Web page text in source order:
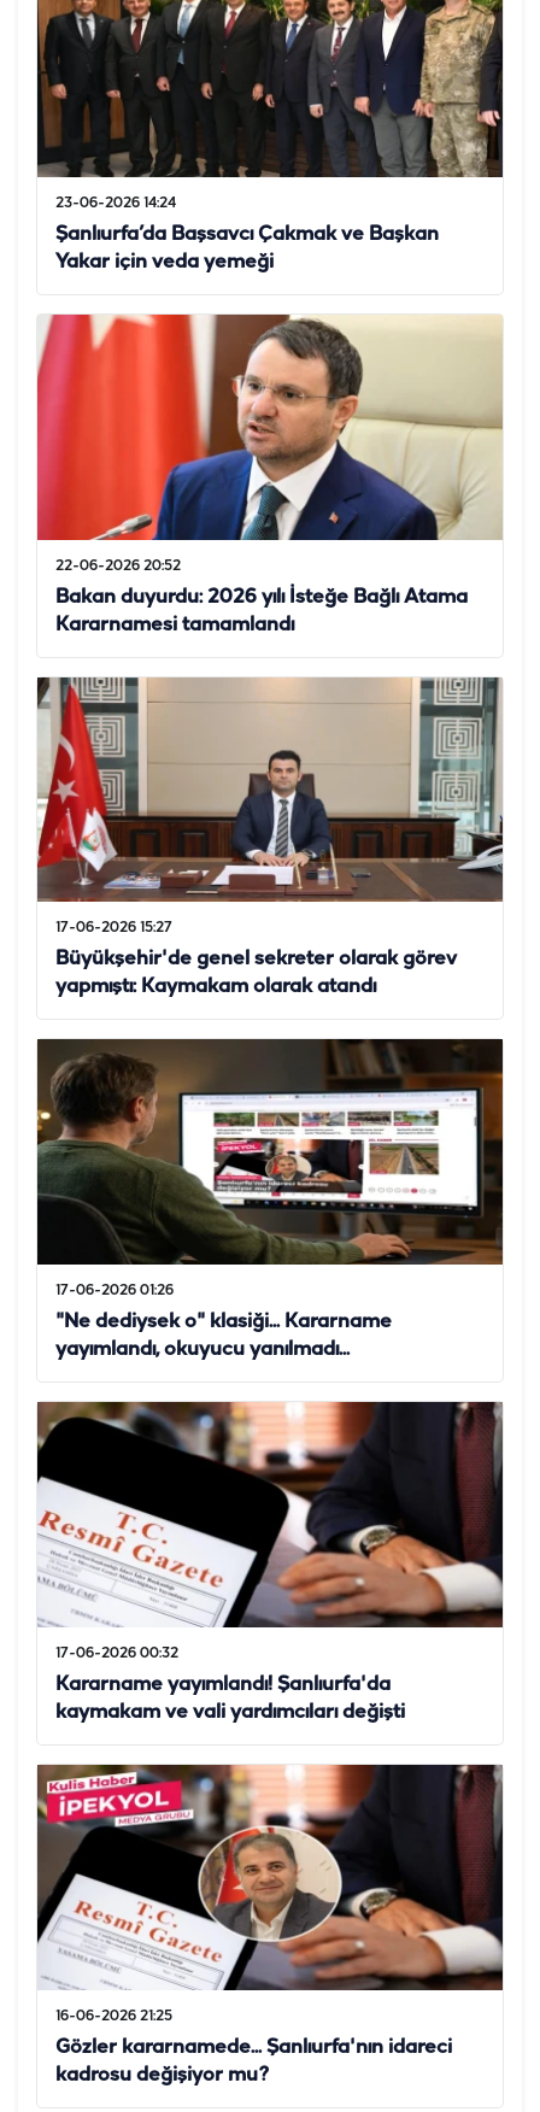
23-06-2026 14:24
Şanlıurfa’da Başsavcı Çakmak ve Başkan
Yakar için veda yemeği
22-06-2026 20:52
Bakan duyurdu: 2026 yılı İsteğe Bağlı Atama
Kararnamesi tamamlandı
17-06-2026 15:27
Büyükşehir'de genel sekreter olarak görev
yapmıştı: Kaymakam olarak atandı
17-06-2026 01:26
"Ne dediysek o" klasiği... Kararname
yayımlandı, okuyucu yanılmadı...
17-06-2026 00:32
Kararname yayımlandı! Şanlıurfa'da
kaymakam ve vali yardımcıları değişti
16-06-2026 21:25
Gözler kararnamede... Şanlıurfa'nın idareci
kadrosu değişiyor mu?